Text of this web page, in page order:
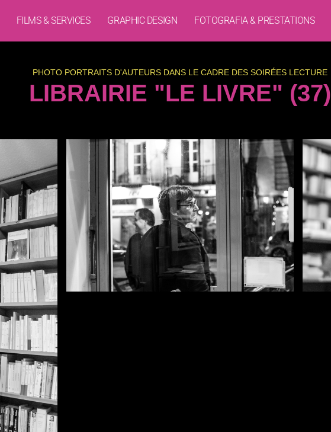
FILMS & SERVICES GRAPHIC DESIGN FOTOGRAFIA & PRESTATIONS
PHOTO PORTRAITS D'AUTEURS DANS LE CADRE DES SOIRÉES LECTURE
LIBRAIRIE "LE LIVRE" (37)